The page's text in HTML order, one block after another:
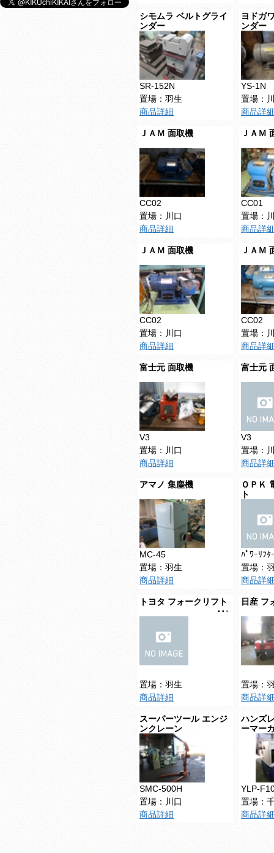
シモムラ ベルトグライ
ンダー
SR-152N
置場：羽生
商品詳細
ヨドガ
ンダー
YS-1N
置場：
商品詳
ＪＡＭ 面取機
CC02
置場：川口
商品詳細
ＪＡＭ
CC01
置場：
商品詳
ＪＡＭ 面取機
CC02
置場：川口
商品詳細
ＪＡＭ
CC02
置場：
商品詳
富士元 面取機
V3
置場：川口
商品詳細
富士元
V3
置場：
商品詳
アマノ 集塵機
MC-45
置場：羽生
商品詳細
ＯＰＫ
ト
ﾊﾟﾜｰﾘﾌﾀ
置場：
商品詳
トヨタ フォークリフト
置場：羽生
商品詳細
日産 フ
置場：
商品詳
スーパーツール エンジ
ンクレーン
SMC-500H
置場：川口
商品詳細
ハンズ
ーマー
YLP-
置場：
商品詳